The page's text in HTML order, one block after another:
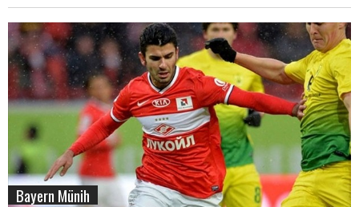
Bayern Münih